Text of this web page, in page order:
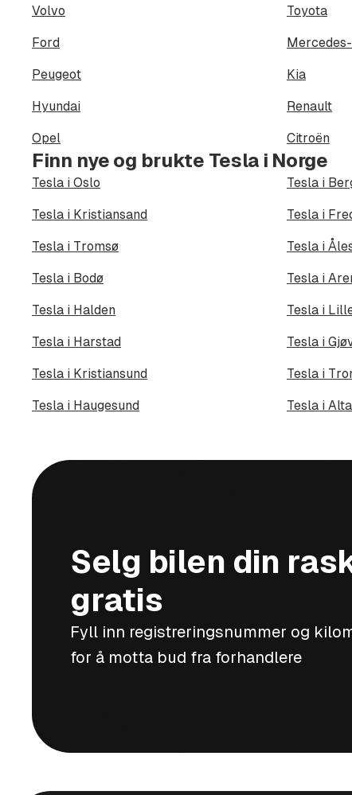
Volvo Toyota
Ford
Peugeot Kia
Hyundai Renault
Opel Citroën
Finn nye og brukte Tesla i Norge
Tesla i Oslo Tesla i
Tesla i Kristiansand Tesla i
Tesla i Tromsø Tesla i
Tesla i Bodø Tesla i
Tesla i Halden Tesla i
Tesla i Harstad Tesla i
Tesla i Kristiansund Tesla i
Tesla i Haugesund Tesla i Alta
Selg bilen din
gratis
Fyll inn registreringsnummer og
for å motta bud fra forhandlere